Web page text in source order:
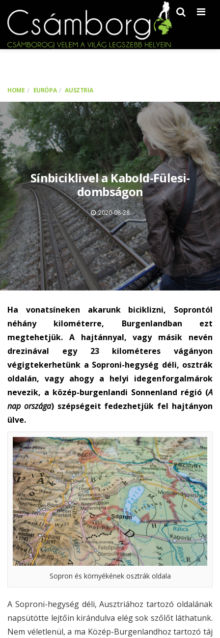
HOME EURÓPA AUSZTRIA
Sínbiciklivel a Kabold-Fülesi-
dombságon
2020-08-28
Ha vonatsíneken akarunk biciklizni, Soprontól
néhány kilométerre, Burgenlandban ezt
megtehetjük. A hajtánnyal, vagy másik nevén
drezinával egy 23 kilométeres vágányon
végigtekerhetünk a Soproni-hegység déli, osztrák
oldalán, vagy ahogy a helyi idegenforgalmárok
nevezik, a közép-burgenlandi Sonnenland régió (A
nap országa) szépségeit fedezhetjük fel hajtányon
ülve.
Sopron és környékének osztrák oldala
A Soproni-hegység déli, Ausztriához tartozó oldalának
napsütötte lejtőin kirándulva elég sok szőlőt láthatunk.
Nem véletlenül, a ma Közép-Burgenlandhoz tartozó táj